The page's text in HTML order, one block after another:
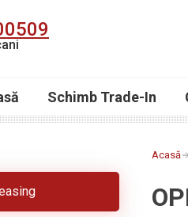
Schimb Trade-In
Acasă